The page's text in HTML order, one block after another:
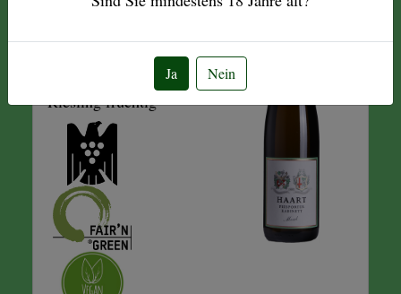
Ja Nein
KABINETT
Riesling fruchtig